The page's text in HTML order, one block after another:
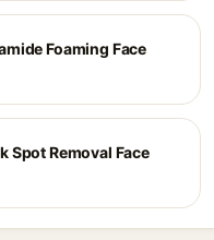
Foaming Face
Spot Removal Face